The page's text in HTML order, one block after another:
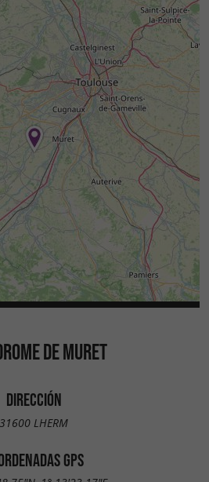
DE MURET
DIRECCIÓN
31600 LHERM
GPS